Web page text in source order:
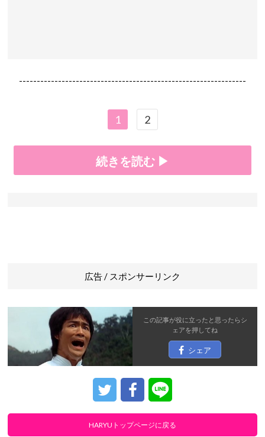
----------------------------------------------------------------
1 2
続きを読む ▶
広告 / スポンサーリンク
この記事が役に立ったと思ったらシ
ェアを押してね
シェア
HARYUトップページに戻る